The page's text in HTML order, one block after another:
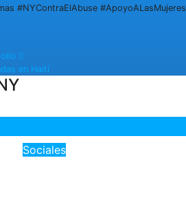
#NYContraElAbuse #ApoyoALasMujeres
en Haití
Sociales